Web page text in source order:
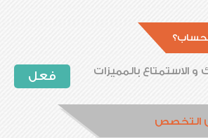
فعل
بالمميزات
التخصص